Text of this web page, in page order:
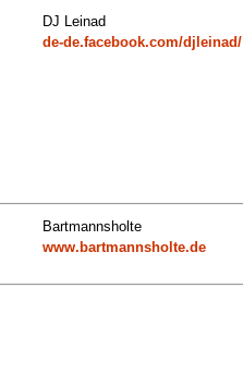
DJ Leinad
de-de.facebook.com/djleinad/
Bartmannsholte
www.bartmannsholte.de